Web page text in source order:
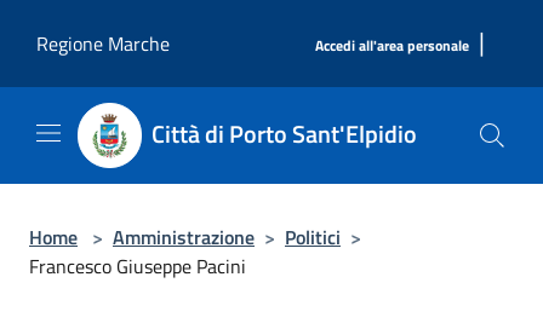
Regione Marche
Accedi all'area personale |
Città di Porto Sant'Elpidio
Home > Amministrazione > Politici >
Francesco Giuseppe Pacini